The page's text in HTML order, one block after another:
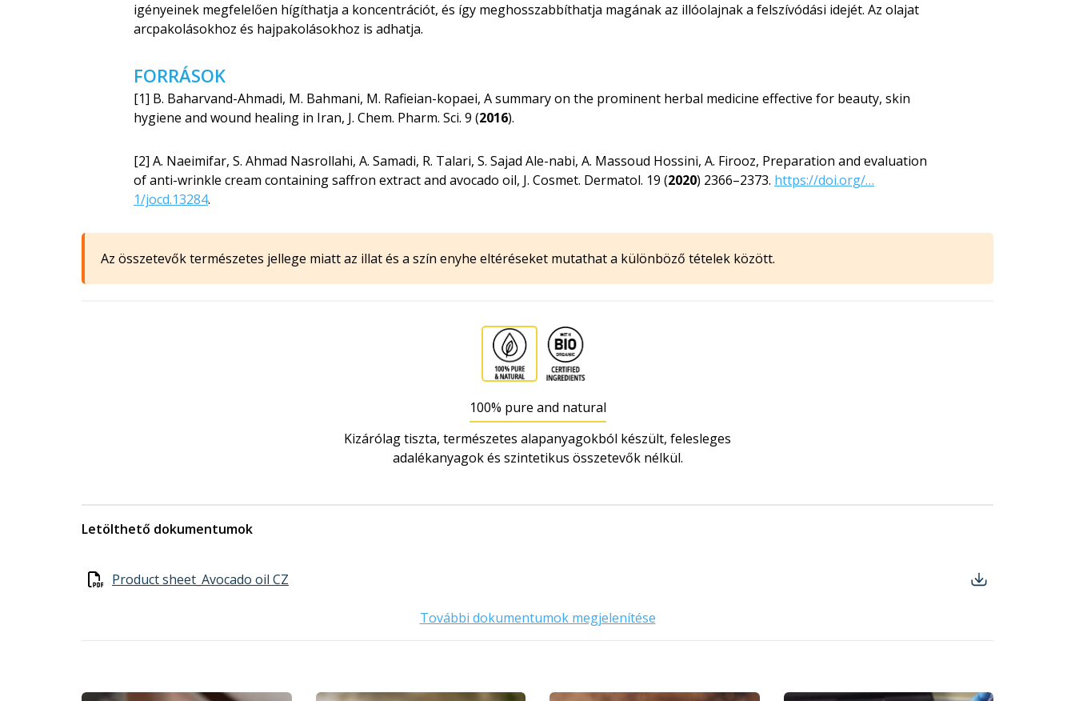
igényeinek megfelelően hígíthatja a koncentrációt, és így meghosszabbíthatja magának az illóolajnak a felszívódási idejét. Az olajat
arcpakolásokhoz és hajpakolásokhoz is adhatja.
FORRÁSOK
[1] B. Baharvand-Ahmadi, M. Bahmani, M. Rafieian-kopaei, A summary on the prominent herbal medicine effective for beauty, skin
hygiene and wound healing in Iran, J. Chem. Pharm. Sci. 9 (2016).
[2] A. Naeimifar, S. Ahmad Nasrollahi, A. Samadi, R. Talari, S. Sajad Ale-nabi, A. Massoud Hossini, A. Firooz, Preparation and evaluation
of anti-wrinkle cream containing saffron extract and avocado oil, J. Cosmet. Dermatol. 19 (2020) 2366–2373. https://doi.org/…
1/jocd.13284.
Az összetevők természetes jellege miatt az illat és a szín enyhe eltéréseket mutathat a különböző tételek között.
100% pure and natural
Kizárólag tiszta, természetes alapanyagokból készült, felesleges
adalékanyagok és szintetikus összetevők nélkül.
Letölthető dokumentumok
Product sheet_Avocado oil CZ
További dokumentumok megjelenítése